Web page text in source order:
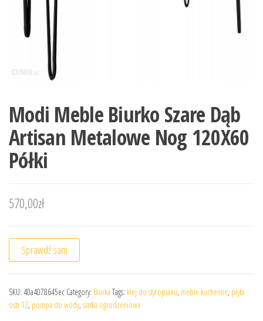
Modi Meble Biurko Szare Dąb
Artisan Metalowe Nog 120X60
Półki
570,00zł
Sprawdź sam
SKU: 40a4078645ec Category: Biurka Tags: klej do styropianu, meble kuchenne, płyta
osb 12, pompa do wody, siatka ogrodzeniowa